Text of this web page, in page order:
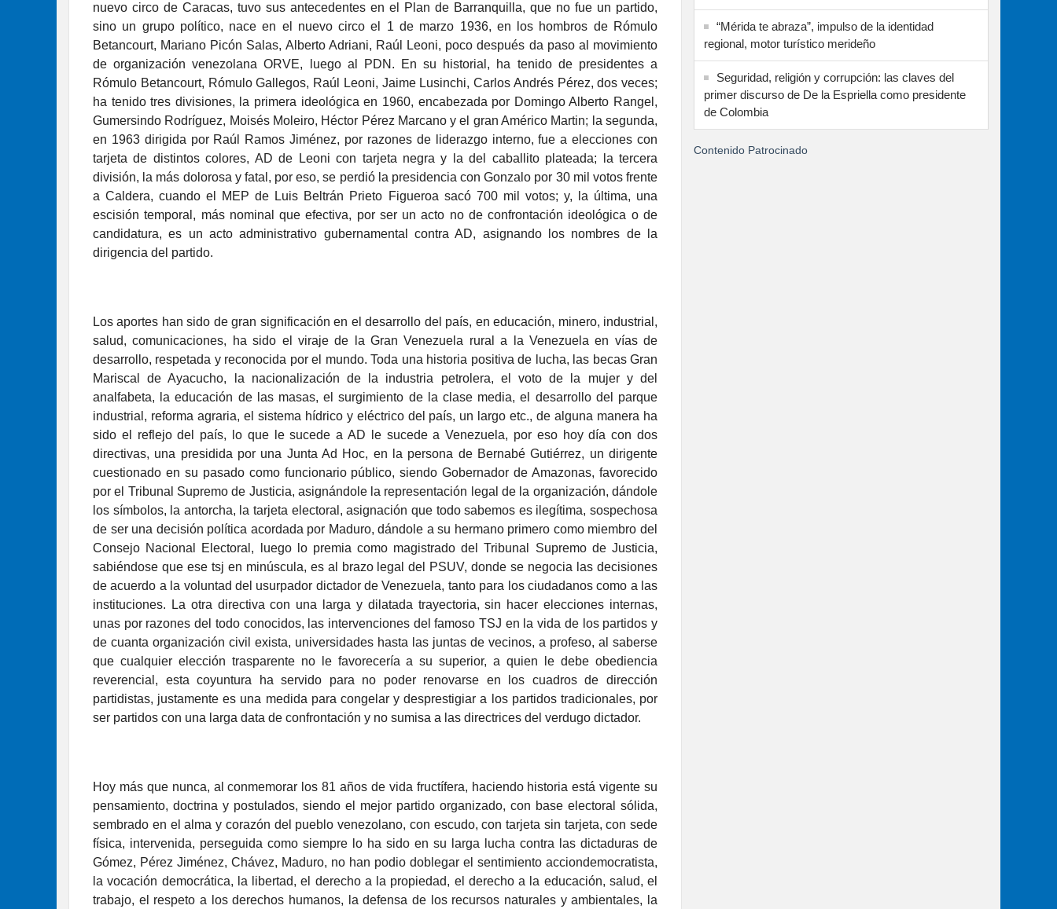
nuevo circo de Caracas, tuvo sus antecedentes en el Plan de Barranquilla, que no fue un partido,
sino un grupo político, nace en el nuevo circo el 1 de marzo 1936, en los hombros de Rómulo
Betancourt, Mariano Picón Salas, Alberto Adriani, Raúl Leoni, poco después da paso al movimiento
de organización venezolana ORVE, luego al PDN. En su historial, ha tenido de presidentes a
Rómulo Betancourt, Rómulo Gallegos, Raúl Leoni, Jaime Lusinchi, Carlos Andrés Pérez, dos veces;
ha tenido tres divisiones, la primera ideológica en 1960, encabezada por Domingo Alberto Rangel,
Gumersindo Rodríguez, Moisés Moleiro, Héctor Pérez Marcano y el gran Américo Martin; la segunda,
en 1963 dirigida por Raúl Ramos Jiménez, por razones de liderazgo interno, fue a elecciones con
tarjeta de distintos colores, AD de Leoni con tarjeta negra y la del caballito plateada; la tercera
división, la más dolorosa y fatal, por eso, se perdió la presidencia con Gonzalo por 30 mil votos frente
a Caldera, cuando el MEP de Luis Beltrán Prieto Figueroa sacó 700 mil votos; y, la última, una
escisión temporal, más nominal que efectiva, por ser un acto no de confrontación ideológica o de
candidatura, es un acto administrativo gubernamental contra AD, asignando los nombres de la
dirigencia del partido.
Los aportes han sido de gran significación en el desarrollo del país, en educación, minero, industrial,
salud, comunicaciones, ha sido el viraje de la Gran Venezuela rural a la Venezuela en vías de
desarrollo, respetada y reconocida por el mundo. Toda una historia positiva de lucha, las becas Gran
Mariscal de Ayacucho, la nacionalización de la industria petrolera, el voto de la mujer y del
analfabeta, la educación de las masas, el surgimiento de la clase media, el desarrollo del parque
industrial, reforma agraria, el sistema hídrico y eléctrico del país, un largo etc., de alguna manera ha
sido el reflejo del país, lo que le sucede a AD le sucede a Venezuela, por eso hoy día con dos
directivas, una presidida por una Junta Ad Hoc, en la persona de Bernabé Gutiérrez, un dirigente
cuestionado en su pasado como funcionario público, siendo Gobernador de Amazonas, favorecido
por el Tribunal Supremo de Justicia, asignándole la representación legal de la organización, dándole
los símbolos, la antorcha, la tarjeta electoral, asignación que todo sabemos es ilegítima, sospechosa
de ser una decisión política acordada por Maduro, dándole a su hermano primero como miembro del
Consejo Nacional Electoral, luego lo premia como magistrado del Tribunal Supremo de Justicia,
sabiéndose que ese tsj en minúscula, es al brazo legal del PSUV, donde se negocia las decisiones
de acuerdo a la voluntad del usurpador dictador de Venezuela, tanto para los ciudadanos como a las
instituciones. La otra directiva con una larga y dilatada trayectoria, sin hacer elecciones internas,
unas por razones del todo conocidos, las intervenciones del famoso TSJ en la vida de los partidos y
de cuanta organización civil exista, universidades hasta las juntas de vecinos, a profeso, al saberse
que cualquier elección trasparente no le favorecería a su superior, a quien le debe obediencia
reverencial, esta coyuntura ha servido para no poder renovarse en los cuadros de dirección
partidistas, justamente es una medida para congelar y desprestigiar a los partidos tradicionales, por
ser partidos con una larga data de confrontación y no sumisa a las directrices del verdugo dictador.
Hoy más que nunca, al conmemorar los 81 años de vida fructífera, haciendo historia está vigente su
pensamiento, doctrina y postulados, siendo el mejor partido organizado, con base electoral sólida,
sembrado en el alma y corazón del pueblo venezolano, con escudo, con tarjeta sin tarjeta, con sede
física, intervenida, perseguida como siempre lo ha sido en su larga lucha contra las dictaduras de
Gómez, Pérez Jiménez, Chávez, Maduro, no han podio doblegar el sentimiento acciondemocratista,
la vocación democrática, la libertad, el derecho a la propiedad, el derecho a la educación, salud, el
trabajo, el respeto a los derechos humanos, la defensa de los recursos naturales y ambientales, la
“Mérida te abraza”, impulso de la identidad
regional, motor turístico merideño
Seguridad, religión y corrupción: las claves del
primer discurso de De la Espriella como presidente
de Colombia
Contenido Patrocinado